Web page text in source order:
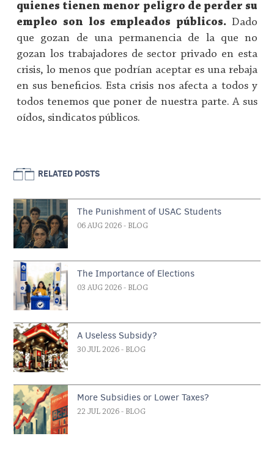
quienes tienen menor peligro de perder su
empleo son los empleados públicos. Dado
que gozan de una permanencia de la que no
gozan los trabajadores de sector privado en esta
crisis, lo menos que podrían aceptar es una rebaja
en sus beneficios. Esta crisis nos afecta a todos y
todos tenemos que poner de nuestra parte. A sus
oídos, sindicatos públicos.
RELATED POSTS
The Punishment of USAC Students
06 AUG 2026 - BLOG
The Importance of Elections
03 AUG 2026 - BLOG
A Useless Subsidy?
30 JUL 2026 - BLOG
More Subsidies or Lower Taxes?
22 JUL 2026 - BLOG